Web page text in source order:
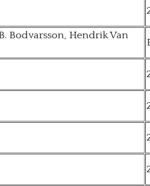
Bodvarsson, Hendrik Van